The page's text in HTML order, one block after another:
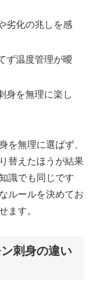
劣化の兆しを感
ず温度管理が曖
身を無理に楽し
を無理に選ばず、
替えたほうが結果
識でも同じです
ルールを決めてお
ます。
刺身の違い